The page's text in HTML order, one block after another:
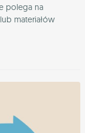
polega na
materiałów